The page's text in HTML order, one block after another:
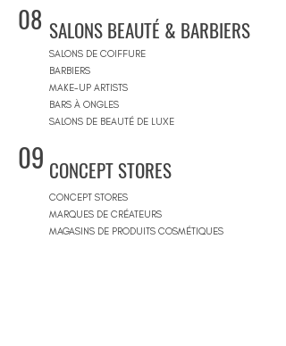
08 SALONS BEAUTÉ & BARBIERS
SALONS DE COIFFURE
BARBIERS
MAKE-UP ARTISTS
BARS À ONGLES
SALONS DE BEAUTÉ DE LUXE
09 CONCEPT STORES
CONCEPT STORES
MARQUES DE CRÉATEURS
MAGASINS DE PRODUITS COSMÉTIQUES